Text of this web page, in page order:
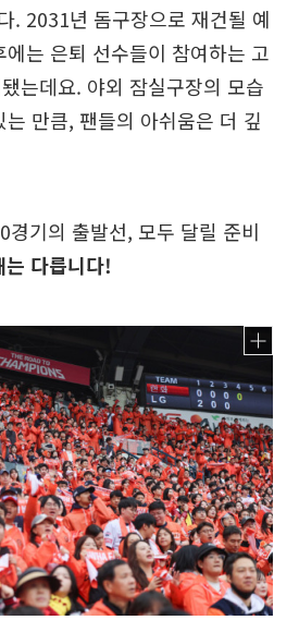
. 2031년 돔구장으로 재건될 예
는 은퇴 선수들이 참여하는 고
는데요. 야외 잠실구장의 모습
만큼, 팬들의 아쉬움은 더 깊
경기의 출발선, 모두 달릴 준비
는 다릅니다!